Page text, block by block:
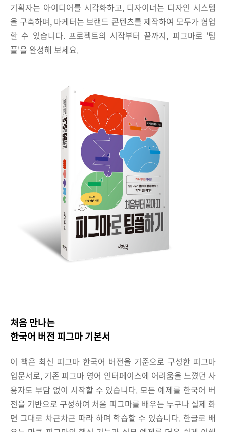
기획자는 아이디어를 시각화하고, 디자이너는 디자인 시스템
을 구축하며, 마케터는 브랜드 콘텐츠를 제작하여 모두가 협업
할 수 있습니다. 프로젝트의 시작부터 끝까지, 피그마로 '팀
플'을 완성해 보세요.
처음 만나는
한국어 버전 피그마 기본서
이 책은 최신 피그마 한국어 버전을 기준으로 구성한 피그마
입문서로, 기존 피그마 영어 인터페이스에 어려움을 느꼈던 사
용자도 부담 없이 시작할 수 있습니다. 모든 예제를 한국어 버
전을 기반으로 구성하여 처음 피그마를 배우는 누구나 실제 화
면 그대로 차근차근 따라 하며 학습할 수 있습니다. 한글로 배